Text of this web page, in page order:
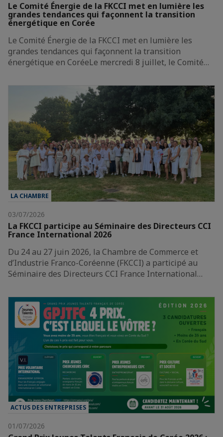
Le Comité Énergie de la FKCCI met en lumière les
grandes tendances qui façonnent la transition
énergétique en Corée
Le Comité Énergie de la FKCCI met en lumière les
grandes tendances qui façonnent la transition
énergétique en CoréeLe mercredi 8 juillet, le Comité…
LA CHAMBRE
03/07/2026
La FKCCI participe au Séminaire des Directeurs CCI
France International 2026
Du 24 au 27 juin 2026, la Chambre de Commerce et
d’Industrie Franco-Coréenne (FKCCI) a participé au
Séminaire des Directeurs CCI France International…
ACTUS DES ENTREPRISES
01/07/2026